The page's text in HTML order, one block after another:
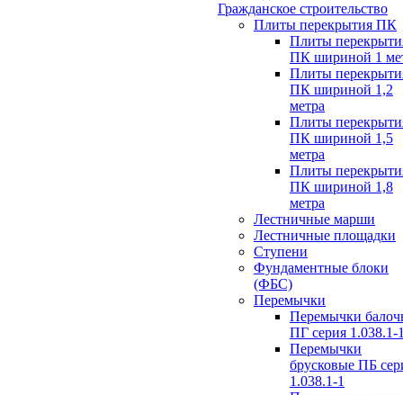
Гражданское строительство
Плиты перекрытия ПК
Плиты
ПК шириной 1
Плиты
ПК шириной 1,2
метра
Плиты
ПК шириной 1,5
метра
Плиты
ПК шириной 1,8
метра
Лестничные марши
Лестничные площадки
Ступени
Фундаментные блоки
(ФБС)
Перемычки
Перемычки
ПГ серия 1.038.1-
Перемычки
брусковые ПБ
1.038.1-1